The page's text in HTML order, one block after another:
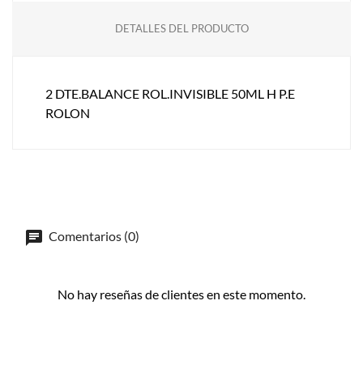
DETALLES DEL PRODUCTO
2 DTE.BALANCE ROL.INVISIBLE 50ML H P.E
ROLON
Comentarios (0)
No hay reseñas de clientes en este momento.